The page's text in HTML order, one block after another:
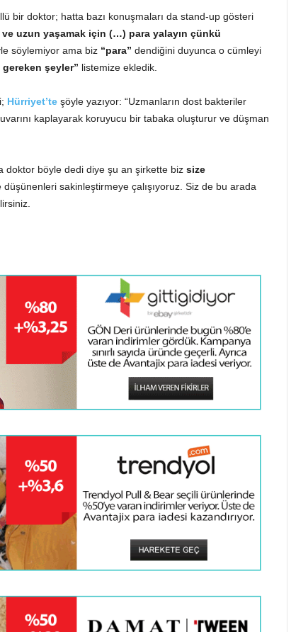
bir doktor; hatta bazı konuşmaları da stand-up gösteri
ve uzun yaşamak için (…) para yalayın çünkü
söylemiyor ama biz “para” dendiğini duyunca o cümleyi
gereken şeyler” listemize ekledik.
Hürriyet’teşöyle yazıyor: “Uzmanların dost bakteriler
kaplayarak koruyucu bir tabaka oluşturur ve düşman
doktor böyle dedi diye şu an şirkette biz size
düşünenleri sakinleştirmeye çalışıyoruz. Siz de bu arada